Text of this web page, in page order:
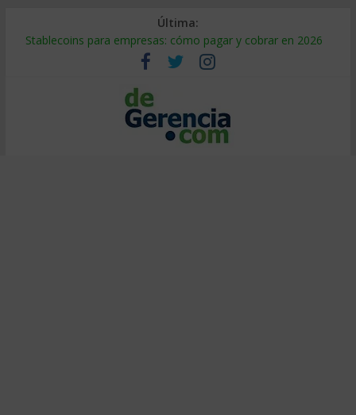
Última:
Stablecoins para empresas: cómo pagar y cobrar en 2026
Despido silencioso: qué es y por qué sale tan caro
IA en selección de personal: cómo auditarla a tiempo
Trabajo forzoso en la cadena de suministro: qué hacer
Mercado hispano de EE. UU.: cómo segmentarlo y venderle